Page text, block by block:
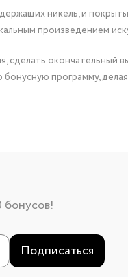
никель, и
произведением
сделать окончательный
программу,
Подписаться